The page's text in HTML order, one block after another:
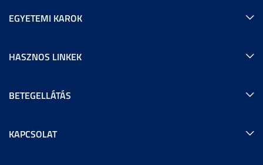
EGYETEMI KAROK
HASZNOS LINKEK
BETEGELLÁTÁS
KAPCSOLAT